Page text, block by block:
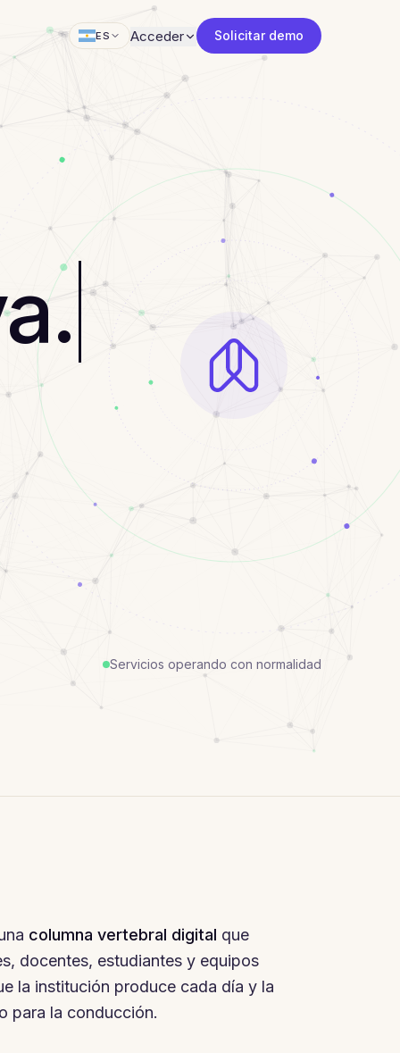
ES Acceder Solicitar demo
Servicios operando con normalidad
columna vertebral digital que
docentes, estudiantes y equipos
la institución produce cada día y la
para la conducción.